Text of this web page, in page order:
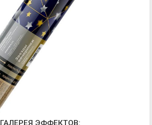
ГАЛЕРЕЯ ЭФФЕКТОВ: